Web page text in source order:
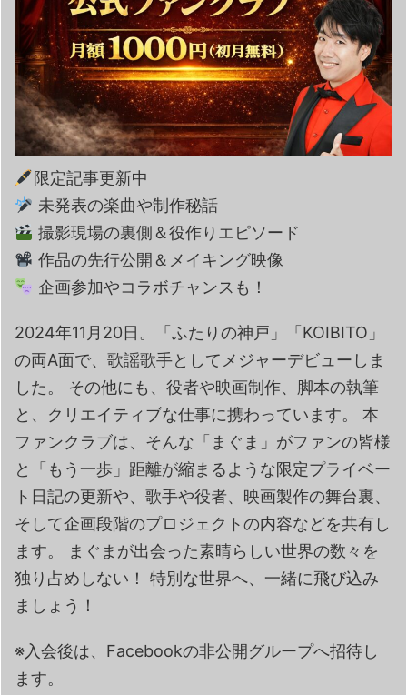
限定記事更新中
未発表の楽曲や制作秘話
撮影現場の裏側＆役作りエピソード
作品の先行公開＆メイキング映像
企画参加やコラボチャンスも！
2024年11月20日。「ふたりの神戸」「KOIBITO」
の両A面で、歌謡歌手としてメジャーデビューしま
した。 その他にも、役者や映画制作、脚本の執筆
と、クリエイティブな仕事に携わっています。 本
ファンクラブは、そんな「まぐま」がファンの皆様
と「もう一歩」距離が縮まるような限定プライベー
ト日記の更新や、歌手や役者、映画製作の舞台裏、
そして企画段階のプロジェクトの内容などを共有し
ます。 まぐまが出会った素晴らしい世界の数々を
独り占めしない！ 特別な世界へ、一緒に飛び込み
ましょう！
※入会後は、Facebookの非公開グループへ招待し
ます。